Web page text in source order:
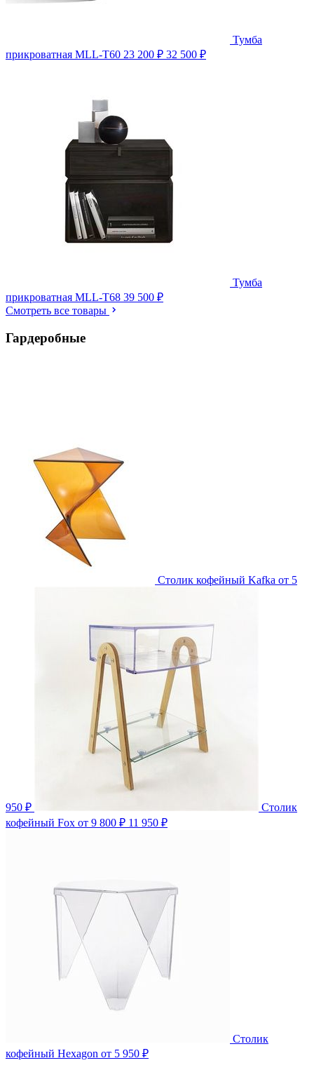
Тумба
прикроватная MLL-T60 23 200 ₽ 32 500 ₽
Тумба
прикроватная MLL-T68 39 500 ₽
Смотреть все товары
Гардеробные
Столик кофейный Kafka от 5
950 ₽
Столик
кофейный Fox от 9 800 ₽ 11 950 ₽
Столик
кофейный Hexagon от 5 950 ₽